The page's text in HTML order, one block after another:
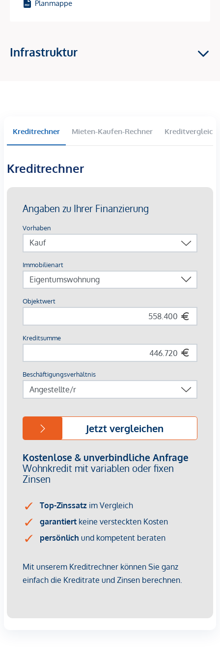
125 Tiefgaragenstellplätze
Außenliegender elektrischer Sonnenschutz
Gegensprechanlage über HandyApp
E-Mobilität
Die Lage:
Die Traisengasse 20-22 liegt idyllisch im Herzen des 20.
Bezirks in Wien, wo urbaner Charme auf entspannten
Erholungsraum trifft. Nur einen Katzensprung vom
Donaukanal und dem grünen Augarten entfernt, genießt
man hier die perfekte Mischung aus Stadtleben und Natur.
In den umliegenden Gassen verzaubern kleine Cafés und
traditionelle Wiener Lokale, während die exzellente
Anbindung einen schnellen ins Zentrum oder ins weite Grün
des Praters bringt. Ein Ort, der das Beste von Wien in sich
vereint.
S-Bahnhof: Traisengasse; S-Bahn Handelskai
Provisionsfrei für den Käufer! (bis Baubeginn)
Fertigstellung: Voraussichtlich Q2/2028
dem zu vermittelnden Dritten ein familiäres oder
wirtschaftliches Naheverhältnis besteht.
Infrastruktur / Entfernungen
Klinik <750m
Planmappe
Infrastruktur
Kreditrechner Mieten-Kaufen-Rechner Kreditvergleich
Kreditrechner